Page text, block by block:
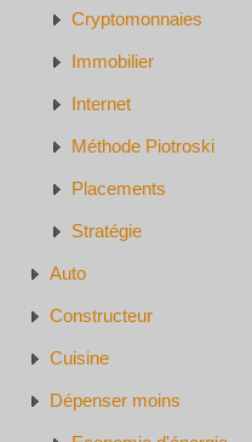
Cryptomonnaies
Immobilier
Internet
Méthode Piotroski
Placements
Stratégie
Auto
Constructeur
Cuisine
Dépenser moins